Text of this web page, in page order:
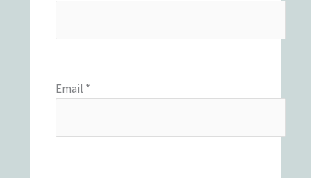
Email *